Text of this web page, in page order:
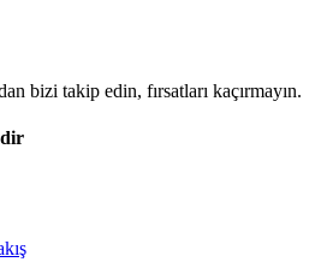
bizi takip edin, fırsatları kaçırmayın.